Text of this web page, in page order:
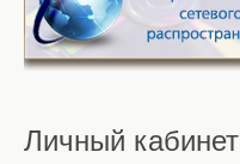
Личный кабинет